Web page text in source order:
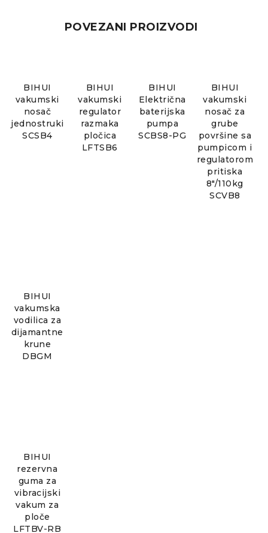
POVEZANI PROIZVODI
BIHUI
vakumski
nosač
jednostruki
SCSB4
BIHUI
vakumski
regulator
razmaka
pločica
LFTSB6
BIHUI
Električna
baterijska
pumpa
SCBS8-PG
BIHUI
vakumski
nosač za
grube
površine sa
pumpicom i
regulatorom
pritiska
8"/110kg
SCVB8
BIHUI
vakumska
vodilica za
dijamantne
krune
DBGM
BIHUI
rezervna
guma za
vibracijski
vakum za
ploče
LFTBV-RB